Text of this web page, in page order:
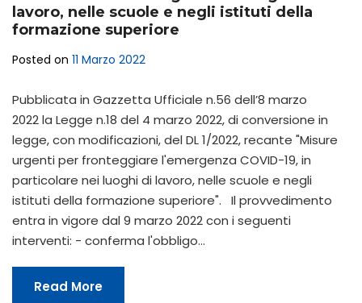
lavoro, nelle scuole e negli istituti della
formazione superiore
Posted on 11 Marzo 2022
Pubblicata in Gazzetta Ufficiale n.56 dell’8 marzo
2022 la Legge n.18 del 4 marzo 2022, di conversione in
legge, con modificazioni, del DL 1/2022, recante "Misure
urgenti per fronteggiare l'emergenza COVID-19, in
particolare nei luoghi di lavoro, nelle scuole e negli
istituti della formazione superiore". Il provvedimento
entra in vigore dal 9 marzo 2022 con i seguenti
interventi: - conferma l'obbligo…
Read More